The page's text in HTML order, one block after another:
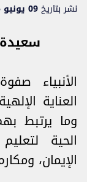
نشر بتاريخ09 يونيو 2025 على الساعة 11:15
الأنبياء
العناية
وما يرتبط
الحية
الإيمان،